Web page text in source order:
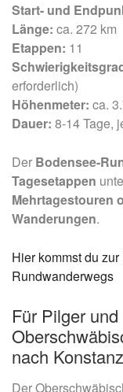
Start- und
Länge: ca. 272 km
Etappen: 11
erforderlich)
Höhenmeter: ca.
Dauer: 8-14 Tage,
Der Bodensee-
Tagesetappen
Mehrtagestouren
Wanderungen.
Hier kommst du
Rundwanderwegs
Für Pilger
nach Konstanz
Der